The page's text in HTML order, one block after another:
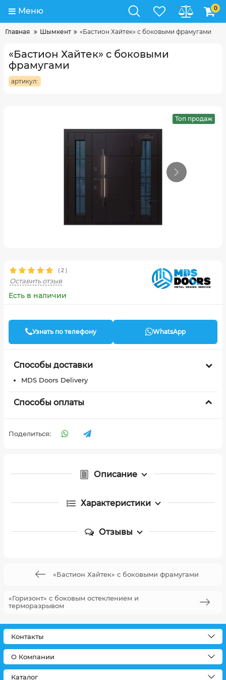
Меню 0
Главная Шымкент «Бастион Хайтек» с боковыми фрамугами
«Бастион Хайтек» с боковыми
фрамугами
артикул:
Топ продаж
( 2 )
Оставить отзыв
Есть в наличии
Узнать по телефону WhatsApp
Способы доставки
MDS Doors Delivery
Способы оплаты
Поделиться:
Описание
Характеристики
Отзывы
«Бастион Хайтек» с боковыми фрамугами
«Горизонт» с боковым остеклением и
терморазрывом
Контакты
О Компании
Каталог